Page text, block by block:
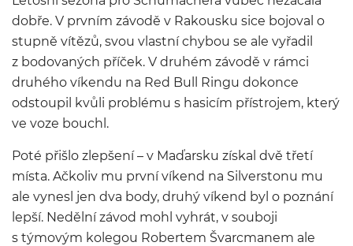
dobře. V prvním závodě v Rakousku sice bojoval o
stupně vítězů, svou vlastní chybou se ale vyřadil
z bodovaných příček. V druhém závodě v rámci
druhého víkendu na Red Bull Ringu dokonce
odstoupil kvůli problému s hasicím přístrojem, který
ve voze bouchl.
Poté přišlo zlepšení – v Maďarsku získal dvě třetí
místa. Ačkoliv mu první víkend na Silverstonu mu
ale vynesl jen dva body, druhý víkend byl o poznání
lepší. Nedělní závod mohl vyhrát, v souboji
s týmovým kolegou Robertem Švarcmanem ale